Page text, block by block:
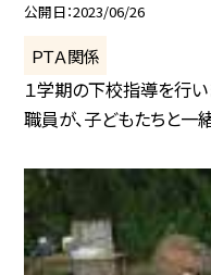
公開日 2023/06/26
ＰＴＡ関係
１学期の下校指導を行
職員が、子どもたちと一